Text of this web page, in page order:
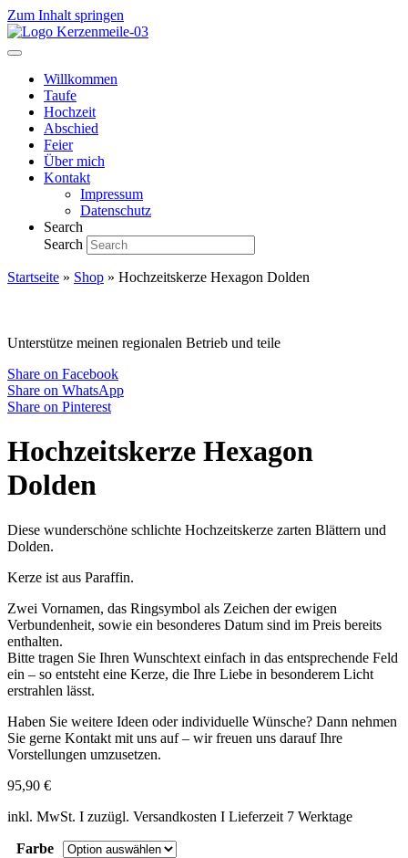
Zum Inhalt springen
Willkommen
Taufe
Hochzeit
Abschied
Feier
Über mich
Kontakt
Impressum
Datenschutz
Search
Search
Startseite » Shop » Hochzeitskerze Hexagon Dolden
Unterstütze meinen regionalen Betrieb und teile
Share on Facebook
Share on WhatsApp
Share on Pinterest
Hochzeitskerze Hexagon
Dolden
Diese wunderschöne schlichte Hochzeitskerze zarten Blättern und
Dolden.
Kerze ist aus Paraffin.
Zwei Vornamen, das Ringsymbol als Zeichen der ewigen
Verbundenheit, sowie ein besonderes Datum sind im Preis bereits
enthalten.
Bitte tragen Sie Ihren Wunschtext einfach in das entsprechende Feld
ein – so entsteht eine Kerze, die Ihre Liebe in besonderem Licht
erstrahlen lässt.
Haben Sie weitere Ideen oder individuelle Wünsche? Dann nehmen
Sie gerne Kontakt mit uns auf – wir freuen uns darauf Ihre
Vorstellungen umzusetzen.
95,90 €
inkl. MwSt. I zuzügl. Versandkosten I Lieferzeit 7 Werktage
Farbe